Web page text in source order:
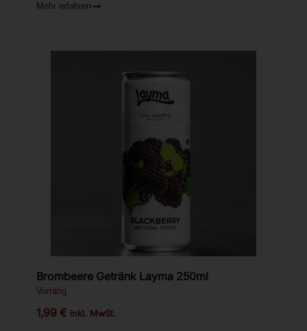
Mehr erfahren
Brombeere Getränk Layma 250ml
Vorrätig
1,99€ inkl. MwSt.